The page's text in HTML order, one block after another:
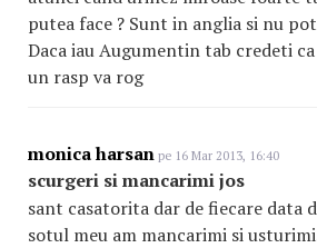
putea face ? Sunt in anglia si nu
Daca iau Augumentin tab credeti
un rasp va rog
monica harsan pe 16 Mar 2013, 16:40
scurgeri si mancarimi jos
sant casatorita dar de fiecare data
sotul meu am mancarimi si